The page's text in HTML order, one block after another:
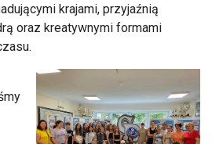
krajami, przyjaźnią
oraz kreatywnymi formami